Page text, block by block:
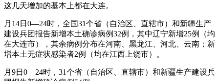
这几天增加的基本上都在大连。
月14日0—24时，全国31个省（自治区、直辖市）和新疆生产
建设兵团报告新增本土确诊病例32例，其中辽宁新增25例（均
在大连市），其余病例分布在河南、黑龙江、河北、云南；新
增本土无症状感染者2例（均在江西上饶市）。
月9日0—24时，31个省（自治区、直辖市）和新疆生产建设兵